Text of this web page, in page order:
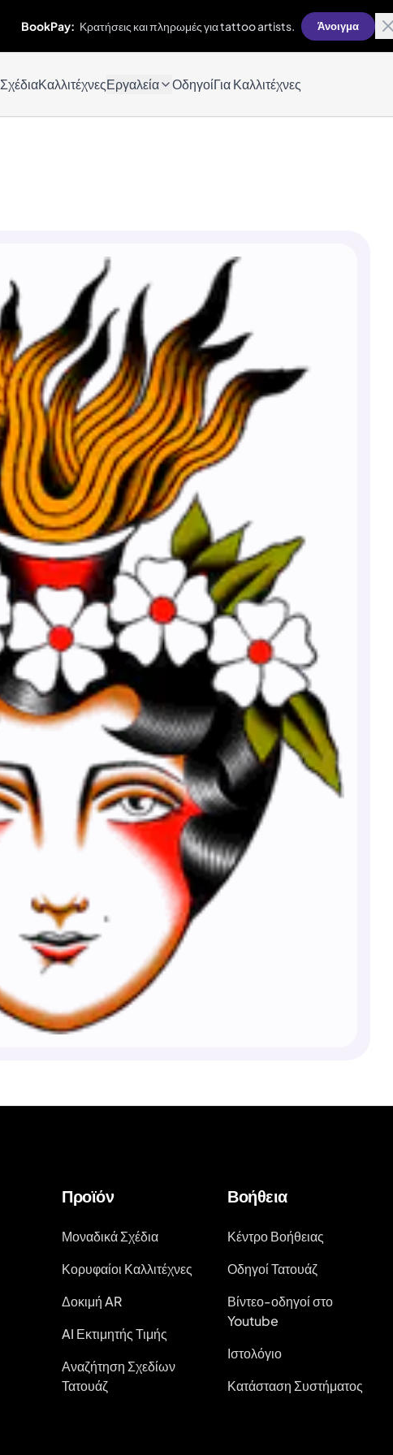
BookPay: Κρατήσεις και πληρωμές για tattoo artists. Άνοιγμα
ΣχέδιαΚαλλιτέχνεςΕργαλεία ΟδηγοίΓια Καλλιτέχνες
Προϊόν
Μοναδικά Σχέδια
Κορυφαίοι Καλλιτέχνες
Δοκιμή AR
AI Εκτιμητής Τιμής
Αναζήτηση Σχεδίων
Τατουάζ
Βοήθεια
Κέντρο Βοήθειας
Οδηγοί Τατουάζ
Βίντεο-οδηγοί στο
Youtube
Ιστολόγιο
Κατάσταση Συστήματος